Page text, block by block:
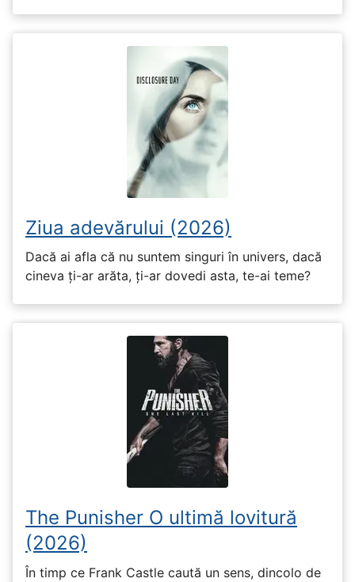
Ziua adevărului (2026)
Dacă ai afla că nu suntem singuri în univers, dacă
cineva ți-ar arăta, ți-ar dovedi asta, te-ai teme?
The Punisher O ultimă lovitură
(2026)
În timp ce Frank Castle caută un sens, dincolo de